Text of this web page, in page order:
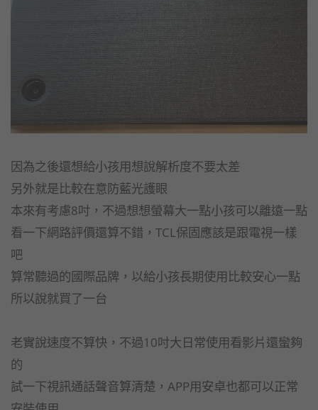
因為之後還想給小孩用想說解析度不要太差
另外就是比較在意防藍光護眼
本來有考慮8吋，不過想想螢幕大一點小孩可以離遠一點
看一下網路評價還算不錯，TCL保固應該是跟電視一樣
吧
算常聽過的國際品牌，以給小孩長期使用比較安心一點
所以說就買了一台
老實說速度不算快，不過10吋大日常使用看影片還蠻夠
的
試一下視訊通話聲音算清楚，APP用安卓也都可以正常